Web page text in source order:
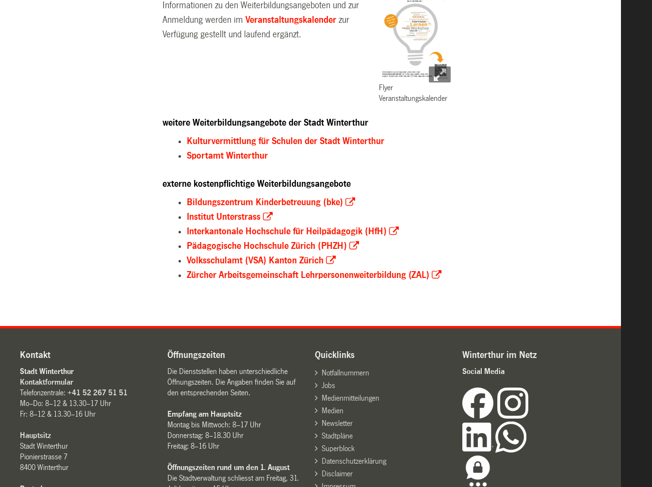
Flyer
Veranstaltungskalender
Informationen zu den Weiterbildungsangeboten und zur
Anmeldung werden imVeranstaltungskalender zur
Verfügung gestellt und laufend ergänzt.
weitere Weiterbildungsangebote der Stadt Winterthur
Kulturvermittlung für Schulen der Stadt Winterthur
Sportamt Winterthur
externe kostenpflichtige Weiterbildungsangebote
Bildungszentrum Kinderbetreuung (bke)
Institut Unterstrass
Interkantonale Hochschule für Heilpädagogik (HfH)
Pädagogische Hochschule Zürich (PHZH)
Volksschulamt (VSA) Kanton Zürich
Zürcher Arbeitsgemeinschaft Lehrpersonenweiterbildung (ZAL)
Kontakt
Stadt Winterthur
Kontaktformular
Telefonzentrale:+41 52 267 51 51
Mo–Do: 8–12 & 13.30–17 Uhr
Fr: 8–12 & 13.30–16 Uhr
Hauptsitz
Stadt Winterthur
Pionierstrasse 7
8400 Winterthur
Öffnungszeiten
Die Dienststellen haben unterschiedliche
Öffnungszeiten. Die Angaben finden Sie auf
den entsprechenden Seiten.
Empfang am Hauptsitz
Montag bis Mittwoch: 8–17 Uhr
Donnerstag: 8–18.30 Uhr
Freitag: 8–16 Uhr
Öffnungszeiten rund um den 1. August
Die Stadtverwaltung schliesst am Freitag, 31.
Quicklinks
Notfallnummern
Jobs
Medienmitteilungen
Medien
Newsletter
Stadtpläne
Superblock
Datenschutzerklärung
Disclaimer
Winterthur im Netz
Social Media